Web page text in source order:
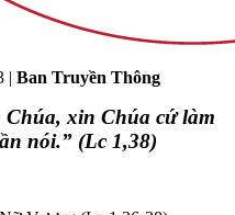
| Ban Truyền Thông
Chúa, xin Chúa cứ làm
nói.” (Lc 1,38)